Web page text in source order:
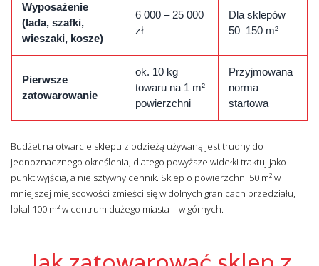
Wyposażenie
(lada, szafki,
wieszaki, kosze)
6 000 – 25 000
zł
Dla sklepów
50–150 m²
Pierwsze
zatowarowanie
ok. 10 kg
towaru na 1 m²
powierzchni
Przyjmowana
norma
startowa
Budżet na otwarcie sklepu z odzieżą używaną jest trudny do
jednoznacznego określenia, dlatego powyższe widełki traktuj jako
punkt wyjścia, a nie sztywny cennik. Sklep o powierzchni 50 m² w
mniejszej miejscowości zmieści się w dolnych granicach przedziału,
lokal 100 m² w centrum dużego miasta – w górnych.